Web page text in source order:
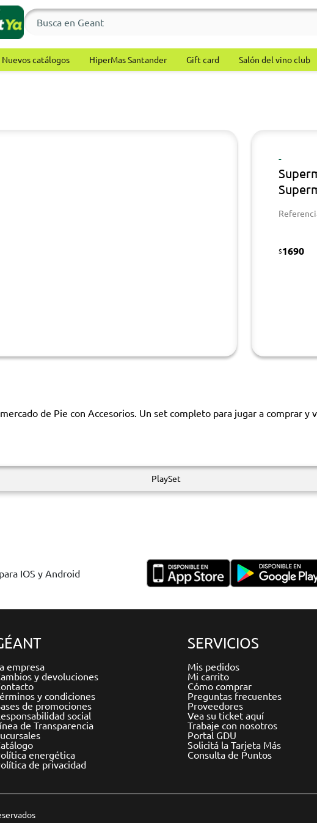
Nuevos catálogos HiperMas Santander Gift card Salón del vino club
-
$1690
de Pie con Accesorios. Un set completo para jugar a comprar
PlaySet
IOS y Android
empresa
y devoluciones
y condiciones
de promociones
social
de Transparencia
energética
de privacidad
SERVICIOS
Mis pedidos
Mi carrito
Cómo comprar
Preguntas frecuentes
Proveedores
Vea su ticket aquí
Trabaje con nosotros
Portal GDU
Solicitá la Tarjeta Más
Consulta de Puntos